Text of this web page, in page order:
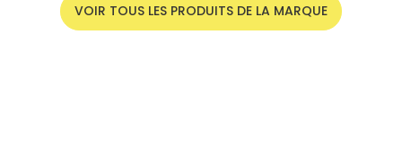
VOIR TOUS LES PRODUITS DE LA MARQUE